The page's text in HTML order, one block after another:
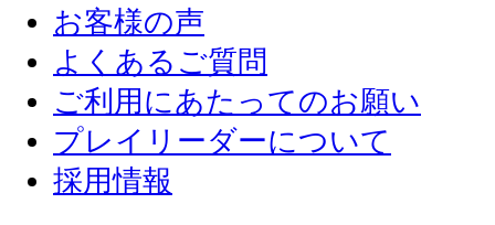
お客様の声
よくあるご質問
ご利用にあたってのお願い
プレイリーダーについて
採用情報